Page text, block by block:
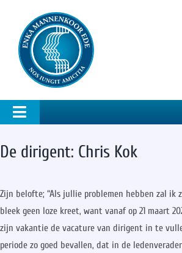
inhoud
Toggle
Home
Nieuws
Leden
Contact
De dirigent: Chris Kok
Zijn belofte; “Als jullie problemen hebben zal ik
bleek geen loze kreet, want vanaf op 21 maart
zijn vakantie de vacature van dirigent in te
periode zo goed bevallen, dat in de